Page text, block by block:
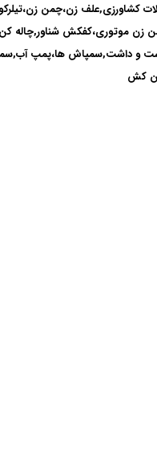
کشاورزی,علف زن،چمن
زن موتوری،كفكش شناور,چاله
و داشت,سمپاش ها،پمپ آب,سمپاش
کش